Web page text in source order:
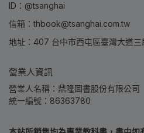
ID：@tsanghai
信箱：thbook@tsanghai.com.tw
地址：407 台中市西屯區臺灣大道三
營業人資訊
營業人名稱：鼎隆圖書股份有限公司
統一編號：86363780